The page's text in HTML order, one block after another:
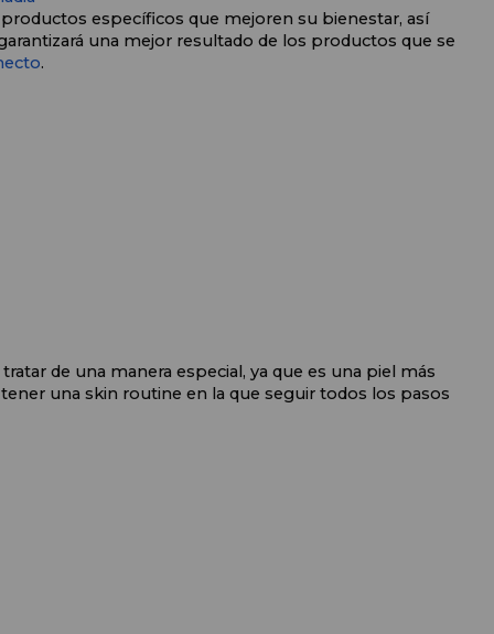
específicos que mejoren su bienestar, así
una mejor resultado de los productos que se
.
de una manera especial, ya que es una piel más
una skin routine en la que seguir todos los pasos